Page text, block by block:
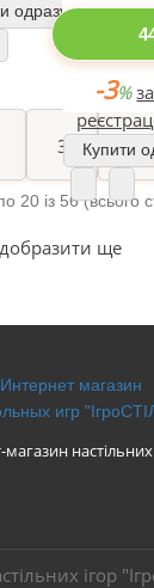
одразу
-3% за
Купити
3 >
20 із 56 (всього
ще
магазин настільних
ігор